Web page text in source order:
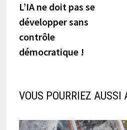
L’IA ne doit pas se
développer sans
contrôle
démocratique !
VOUS POURRIEZ AUSSI